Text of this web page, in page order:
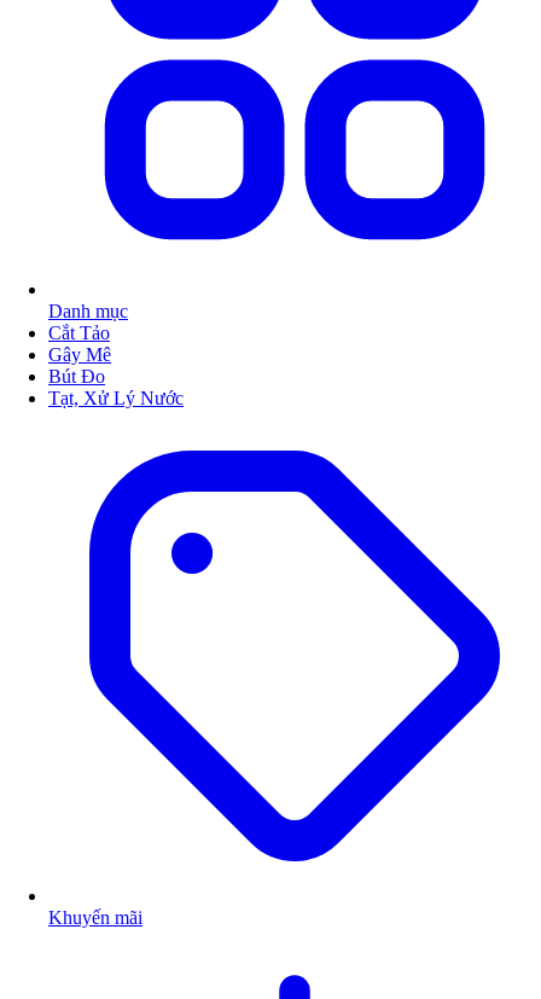
Danh mục
Cắt Tảo
Gây Mê
Bút Đo
Tạt, Xử Lý Nước
Khuyến mãi